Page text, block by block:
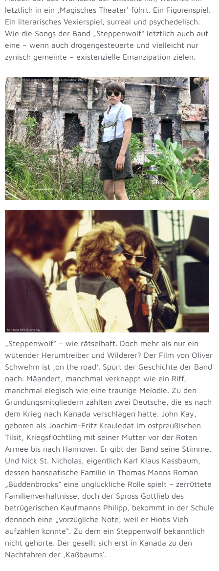
letztlich in ein ‚Magisches Theater‘ führt. Ein Figurenspiel.
Ein literarisches Vexierspiel, surreal und psychedelisch.
Wie die Songs der Band „Steppenwolf“ letztlich auch auf
eine – wenn auch drogengesteuerte und vielleicht nur
zynisch gemeinte – existenzielle Emanzipation zielen.
„Steppenwolf“ – wie rätselhaft. Doch mehr als nur ein
wütender Herumtreiber und Wilderer? Der Film von Oliver
Schwehm ist ‚on the road‘. Spürt der Geschichte der Band
nach. Mäandert, manchmal verknappt wie ein Riff,
manchmal elegisch wie eine traurige Melodie. Zu den
Gründungsmitgliedern zählten zwei Deutsche, die es nach
dem Krieg nach Kanada verschlagen hatte. John Kay,
geboren als Joachim-Fritz Krauledat im ostpreußischen
Tilsit, Kriegsflüchtling mit seiner Mutter vor der Roten
Armee bis nach Hannover. Er gibt der Band seine Stimme.
Und Nick St. Nicholas, eigentlich Karl Klaus Kassbaum,
dessen hanseatische Familie in Thomas Manns Roman
„Buddenbrooks“ eine unglückliche Rolle spielt – zerrüttete
Familienverhältnisse, doch der Spross Gottlieb des
betrügerischen Kaufmanns Philipp, bekommt in der Schule
dennoch eine „vorzügliche Note, weil er Hiobs Vieh
aufzählen konnte“. Zu dem ein Steppenwolf bekanntlich
nicht gehörte. Der gesellt sich erst in Kanada zu den
Nachfahren der ‚Kaßbaums‘.